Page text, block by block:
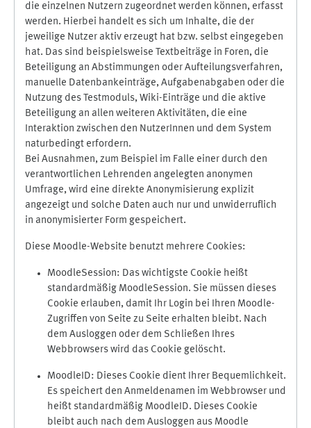
die einzelnen Nutzern zugeordnet werden können, erfasst
werden. Hierbei handelt es sich um Inhalte, die der
jeweilige Nutzer aktiv erzeugt hat bzw. selbst eingegeben
hat. Das sind beispielsweise Textbeiträge in Foren, die
Beteiligung an Abstimmungen oder Aufteilungsverfahren,
manuelle Datenbankeinträge, Aufgabenabgaben oder die
Nutzung des Testmoduls, Wiki-Einträge und die aktive
Beteiligung an allen weiteren Aktivitäten, die eine
Interaktion zwischen den NutzerInnen und dem System
naturbedingt erfordern.
Bei Ausnahmen, zum Beispiel im Falle einer durch den
verantwortlichen Lehrenden angelegten anonymen
Umfrage, wird eine direkte Anonymisierung explizit
angezeigt und solche Daten auch nur und unwiderruflich
in anonymisierter Form gespeichert.
Diese Moodle-Website benutzt mehrere Cookies:
MoodleSession: Das wichtigste Cookie heißt
standardmäßig MoodleSession. Sie müssen dieses
Cookie erlauben, damit Ihr Login bei Ihren Moodle-
Zugriffen von Seite zu Seite erhalten bleibt. Nach
dem Ausloggen oder dem Schließen Ihres
Webbrowsers wird das Cookie gelöscht.
MoodleID: Dieses Cookie dient Ihrer Bequemlichkeit.
Es speichert den Anmeldenamen im Webbrowser und
heißt standardmäßig MoodleID. Dieses Cookie
bleibt auch nach dem Ausloggen aus Moodle